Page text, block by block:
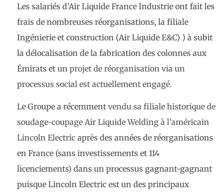
Les salariés d’Air Liquide France Industrie ont fait les
frais de nombreuses réorganisations, la filiale
Ingénierie et construction (Air Liquide E&C) ) à subit
la délocalisation de la fabrication des colonnes aux
Émirats et un projet de réorganisation via un
processus social est actuellement engagé.
Le Groupe a récemment vendu sa filiale historique de
soudage-coupage Air Liquide Welding à l’américain
Lincoln Electric après des années de réorganisations
en France (sans investissements et 114
licenciements) dans un processus gagnant-gagnant
puisque Lincoln Electric est un des principaux